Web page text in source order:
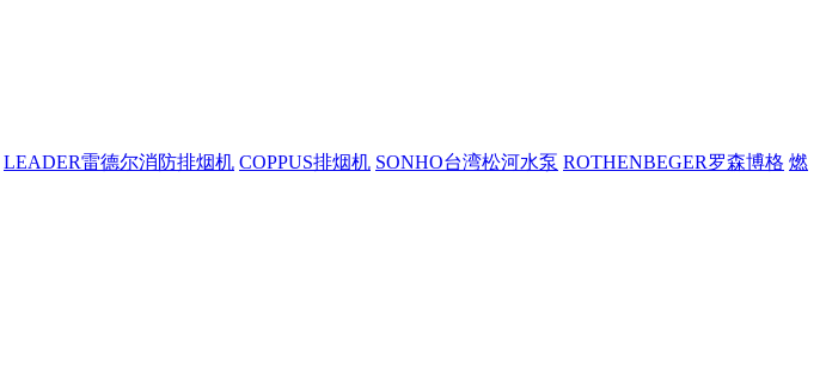
LEADER雷德尔消防排烟机 COPPUS排烟机 SONHO台湾松河水泵 ROTHENBEGER罗森博格 燃